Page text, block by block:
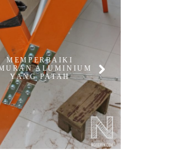
MEMPERBAIKI
ALUMINIUM
YANG PATAH